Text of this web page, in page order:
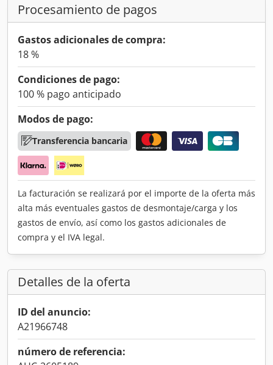
Procesamiento de pagos
Gastos adicionales de compra:
18 %
Condiciones de pago:
100 % pago anticipado
Modos de pago:
Transferencia bancaria
La facturación se realizará por el importe de la oferta más
alta más eventuales gastos de desmontaje/carga y los
gastos de envío, así como los gastos adicionales de
compra y el IVA legal.
Detalles de la oferta
ID del anuncio:
A21966748
número de referencia: